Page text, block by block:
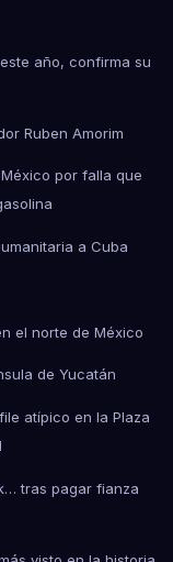
año, confirma su
Ruben Amorim
por falla que
a Cuba
el norte de México
de Yucatán
atípico en la Plaza
tras pagar fianza